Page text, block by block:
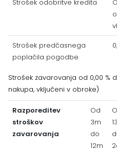
Strošek odobritve kredita
Strošek predčasnega
poplačila pogodbe
Strošek zavarovanja od 0,00 %
nakupa, vključeni v obroke)
Razporeditev
stroškov
zavarovanja
Od
3m
do
12m